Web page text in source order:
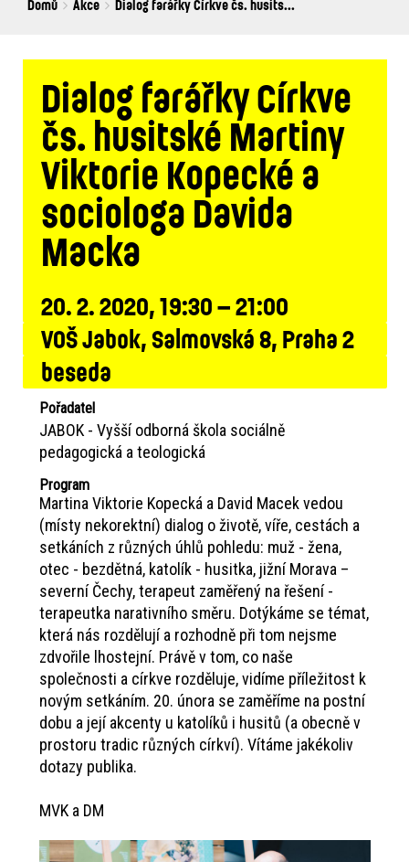
Breadcrumbs
You
Domů Akce Dialog farářky Církve čs. husits...
Dialog farářky Církve
čs. husitské Martiny
Viktorie Kopecké a
sociologa Davida
Macka
20. 2. 2020, 19:30 – 21:00
VOŠ Jabok, Salmovská 8, Praha 2
beseda
Pořadatel
JABOK - Vyšší odborná škola sociálně
pedagogická a teologická
Program
Martina Viktorie Kopecká a David Macek vedou
(místy nekorektní) dialog o životě, víře, cestách a
setkáních z různých úhlů pohledu: muž - žena,
otec - bezdětná, katolík - husitka, jižní Morava –
severní Čechy, terapeut zaměřený na řešení -
terapeutka narativního směru. Dotýkáme se témat,
která nás rozdělují a rozhodně při tom nejsme
zdvořile lhostejní. Právě v tom, co naše
společnosti a církve rozděluje, vidíme příležitost k
novým setkáním. 20. února se zaměříme na postní
dobu a její akcenty u katolíků i husitů (a obecně v
prostoru tradic různých církví). Vítáme jakékoliv
dotazy publika.
MVK a DM